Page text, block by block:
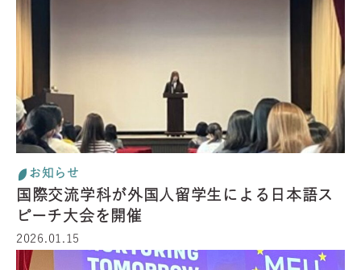
お知らせ
国際交流学科が外国人留学生による日本語ス
ピーチ大会を開催
2026.01.15